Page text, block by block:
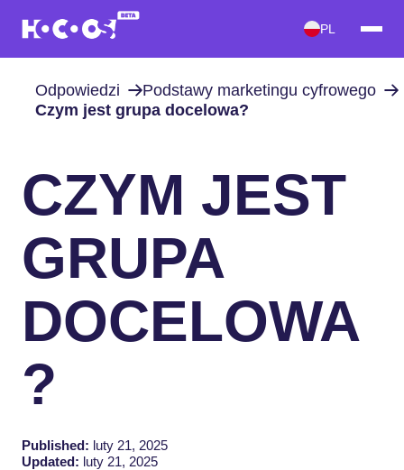
PL
Odpowiedzi
Podstawy marketingu cyfrowego
Czym jest grupa docelowa?
CZYM JEST
GRUPA
DOCELOWA
?
Published: luty 21, 2025
Updated: luty 21, 2025